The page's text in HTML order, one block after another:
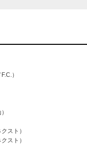
）
スト）
スト）